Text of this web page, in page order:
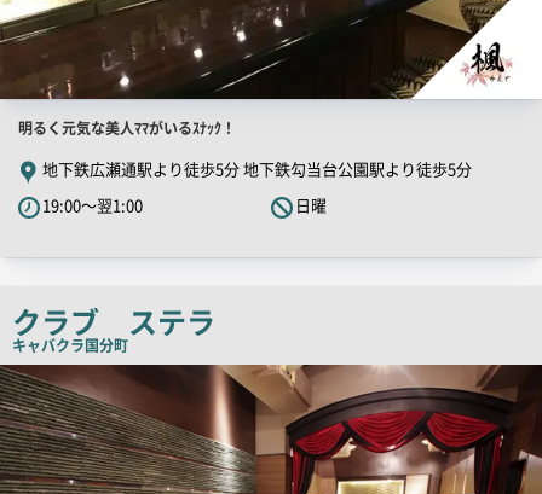
店
舗
PR
キ
コ
ピ
ー
明るく元気な美人ﾏﾏがいるｽﾅｯｸ！
地下鉄広瀬通駅より徒歩5分 地下鉄勾当台公園駅より徒歩5分
19:00～翌1:00
日曜
クラブ ステラ
キャバクラ国分町
店
舗
PR
画
像